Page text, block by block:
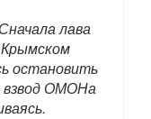
лава
остановить
взвод ОМОНа